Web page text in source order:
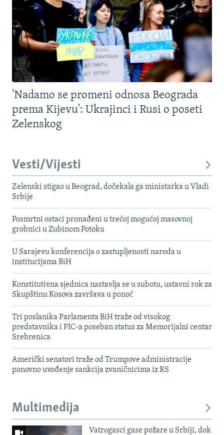
'Nadamo se promeni odnosa Beograda
prema Kijevu': Ukrajinci i Rusi o poseti
Zelenskog
Vesti/Vijesti
Zelenski stigao u Beograd, dočekala ga ministarka u Vladi
Srbije
Posmrtni ostaci pronađeni u trećoj mogućoj masovnoj
grobnici u Zubinom Potoku
U Sarajevu konferencija o zastupljenosti naroda u
institucijama BiH
Konstitutivna sjednica nastavlja se u subotu, ustavni rok za
Skupštinu Kosova završava u ponoć
Tri poslanika Parlamenta BiH traže od visokog
predstavnika i PIC-a poseban status za Memorijalni centar
Srebrenica
Američki senatori traže od Trumpove administracije
ponovno uvođenje sankcija zvaničnicima iz RS
Multimedija
Vatrogasci gase požare u Srbiji, dok